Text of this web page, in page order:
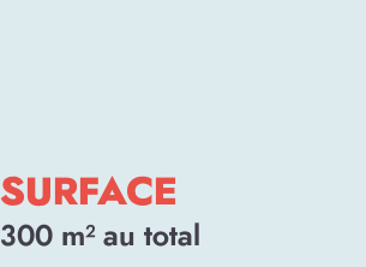
SURFACE
300 m² au total